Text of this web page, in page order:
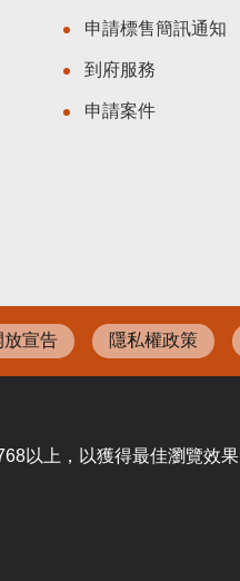
申請標售簡訊通知
到府服務
申請案件
放宣告 隱私權政策
以上，以獲得最佳瀏覽效果